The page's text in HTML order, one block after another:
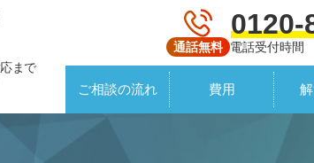
まで
通話無料
0120-
電話受付時間
ご相談の流れ 費用